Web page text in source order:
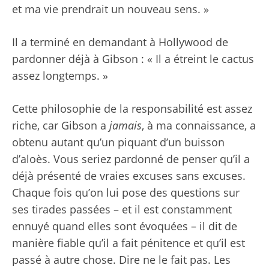
et ma vie prendrait un nouveau sens. »
Il a terminé en demandant à Hollywood de
pardonner déjà à Gibson : « Il a étreint le cactus
assez longtemps. »
Cette philosophie de la responsabilité est assez
riche, car Gibson a jamais, à ma connaissance, a
obtenu autant qu’un piquant d’un buisson
d’aloès. Vous seriez pardonné de penser qu’il a
déjà présenté de vraies excuses sans excuses.
Chaque fois qu’on lui pose des questions sur
ses tirades passées – et il est constamment
ennuyé quand elles sont évoquées – il dit de
manière fiable qu’il a fait pénitence et qu’il est
passé à autre chose. Dire ne le fait pas. Les